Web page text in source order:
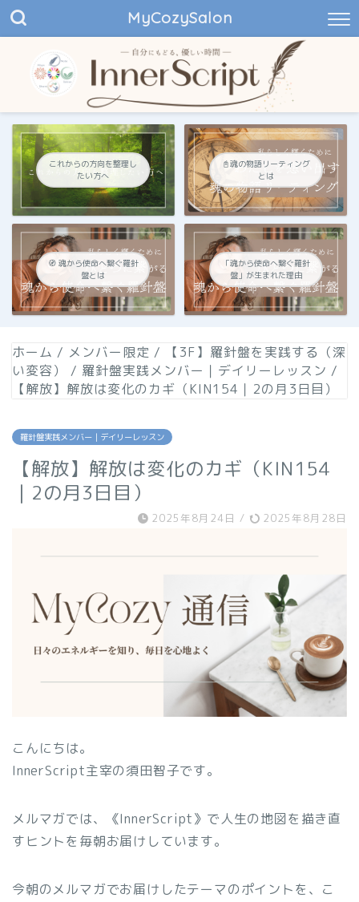
MyCozySalon
これからの方向を整理し
たい方へ
📓魂の物語リーティング
とは
🧭 魂から使命へ繋ぐ羅針
盤とは
「魂から使命へ繋ぐ羅針
盤」が生まれた理由
ホーム / メンバー限定 /
【3F】羅針盤を実践する（深
い変容）
/ 羅針盤実践メンバー｜デイリーレッスン /
【解放】解放は変化のカギ（KIN154｜2の月3日目）
羅針盤実践メンバー｜デイリーレッスン
【解放】解放は変化のカギ（KIN154
｜2の月3日目）
2025年8月24日 / 2025年8月28日
こんにちは。
InnerScript主宰の須田智子です。
メルマガでは、《InnerScript》で人生の地図を描き直
すヒントを毎朝お届けしています。
今朝のメルマガでお届けしたテーマのポイントを、こ